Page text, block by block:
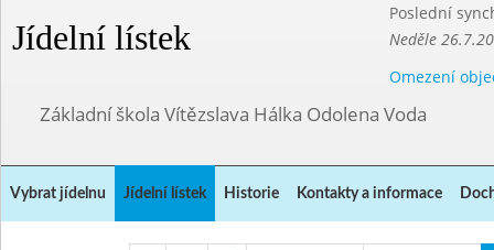
Jídelní lístek
Poslední
Neděle
Omezení
Základní škola Vítězslava Hálka Odolena Voda
Vybrat jídelnu Jídelní lístek Historie Kontakty a informace